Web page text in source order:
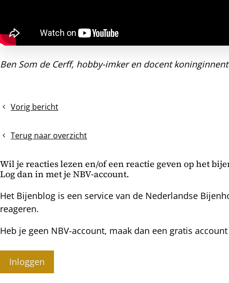
Ben Som de Cerff, hobby-imker en docent
Vorig bericht
Biodiversiteit
bijen?Terug naar overzicht
Wil je reacties lezen en/of een reactie geven op het
Log dan in met je NBV-account.
Het Bijenblog is een service van de Nederlandse
reageren.
Heb je geen NBV-account, maak dan een gratis
Inloggen